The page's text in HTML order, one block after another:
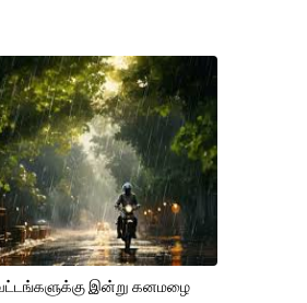
இன்று கனமழை